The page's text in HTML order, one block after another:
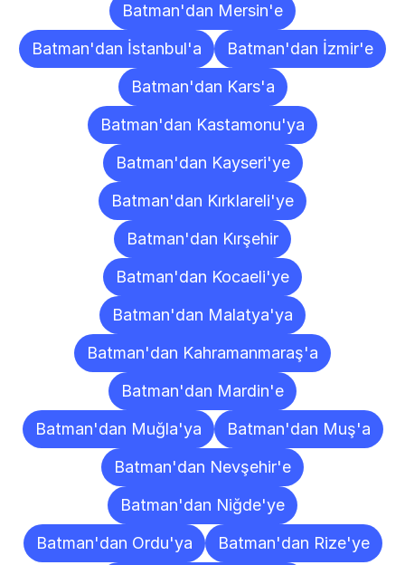
Batman'dan Mersin'e
Batman'dan İstanbul'a
Batman'dan İzmir'e
Batman'dan Kars'a
Batman'dan Kastamonu'ya
Batman'dan Kayseri'ye
Batman'dan Kırklareli'ye
Batman'dan Kırşehir
Batman'dan Kocaeli'ye
Batman'dan Malatya'ya
Batman'dan Kahramanmaraş'a
Batman'dan Mardin'e
Batman'dan Muğla'ya
Batman'dan Muş'a
Batman'dan Nevşehir'e
Batman'dan Niğde'ye
Batman'dan Ordu'ya
Batman'dan Rize'ye